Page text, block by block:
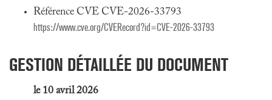
Référence CVE CVE-2026-33793
https://www.cve.org/CVERecord?id=CVE-2026-33793
GESTION DÉTAILLÉE DU DOCUMENT
le 10 avril 2026